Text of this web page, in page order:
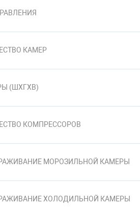
КАМЕР
(ШXГXВ)
КОМПРЕССОРОВ
МОРОЗИЛЬНОЙ КАМЕРЫ
ХОЛОДИЛЬНОЙ КАМЕРЫ